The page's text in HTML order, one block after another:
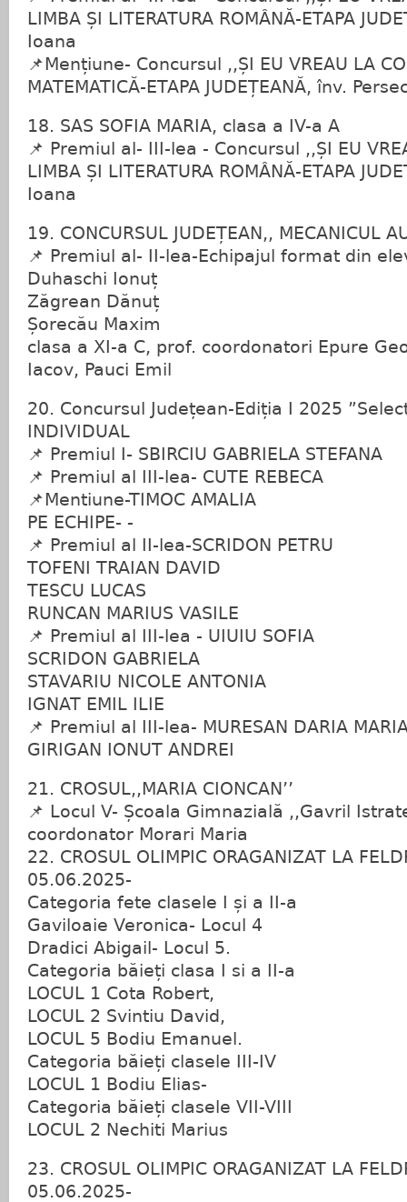
LIMBA ȘI LITERATURA ROMÂNĂ-ETAPA
Ioana
📌Mențiune- Concursul ,,ȘI EU VREAU LA
MATEMATICĂ-ETAPA JUDEȚEANĂ, înv.
18. SAS SOFIA MARIA, clasa a IV-a A
📌 Premiul al- III-lea - Concursul ,,ȘI EU
LIMBA ȘI LITERATURA ROMÂNĂ-ETAPA
Ioana
19. CONCURSUL JUDEȚEAN,, MECANICUL
📌 Premiul al- II-lea-Echipajul format din
Duhaschi Ionuț
Zăgrean Dănuț
Șorecău Maxim
clasa a XI-a C, prof. coordonatori Epure
Iacov, Pauci Emil
20. Concursul Județean-Ediția I 2025
INDIVIDUAL
📌 Premiul I- SBIRCIU GABRIELA STEFANA
📌 Premiul al III-lea- CUTE REBECA
📌Mentiune-TIMOC AMALIA
PE ECHIPE- -
📌 Premiul al II-lea-SCRIDON PETRU
TOFENI TRAIAN DAVID
TESCU LUCAS
RUNCAN MARIUS VASILE
📌 Premiul al III-lea - UIUIU SOFIA
SCRIDON GABRIELA
STAVARIU NICOLE ANTONIA
IGNAT EMIL ILIE
📌 Premiul al III-lea- MURESAN DARIA
GIRIGAN IONUT ANDREI
21. CROSUL,,MARIA CIONCAN’’
📌 Locul V- Școala Gimnazială ,,Gavril
coordonator Morari Maria
22. CROSUL OLIMPIC ORAGANIZAT LA
05.06.2025-
Categoria fete clasele I și a II-a
Gaviloaie Veronica- Locul 4
Dradici Abigail- Locul 5.
Categoria băieți clasa I si a II-a
LOCUL 1 Cota Robert,
LOCUL 2 Svintiu David,
LOCUL 5 Bodiu Emanuel.
Categoria băieți clasele III-IV
LOCUL 1 Bodiu Elias-
Categoria băieți clasele VII-VIII
LOCUL 2 Nechiti Marius
23. CROSUL OLIMPIC ORAGANIZAT LA
05.06.2025-